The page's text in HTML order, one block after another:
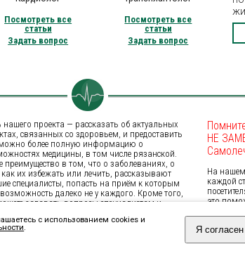
Посмотреть все
статьи
Задать вопрос
Посмотреть все
статьи
Задать вопрос
нашего проекта — рассказать об актуальных
связанных со здоровьем, и предоставить
более полную информацию о
медицины, в том числе рязанской.
преимущество в том, что о заболеваниях, о
их избежать или лечить, рассказывают
специалисты, попасть на приём к которым
возможность далеко не у каждого. Кроме того,
задавать вопросы специалистам и
полученная медицинская информация
сохранить здоровье и даже жизнь.
НЕ
На нашем
каждой
это
на
с использованием cookies и
. Я согласен